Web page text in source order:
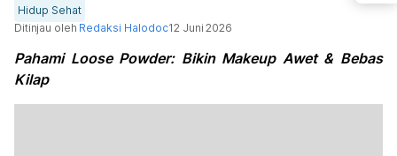
Hidup Sehat
Ditinjau oleh Redaksi Halodoc12 Juni 2026
Pahami Loose Powder: Bikin Makeup Awet & Bebas
Kilap